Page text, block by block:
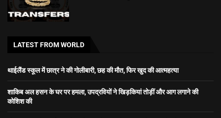
LATEST FROM WORLD
थाईलैंड स्कूल में छात्र ने की गोलीबारी, छह की मौत, फिर खुद की आत्महत्या
शाकिब अल हसन के घर पर हमला, उपद्रवियों ने खिड़कियां तोड़ीं और आग लगाने की
कोशिश की